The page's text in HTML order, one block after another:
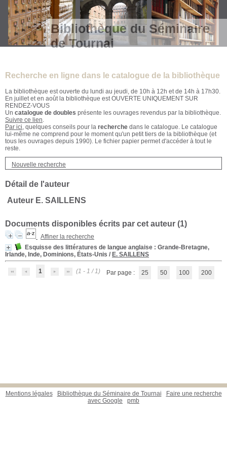
Bibliothèque du Séminaire
de Tournai
Recherche en ligne dans le catalogue de la bibliothèque
La bibliothèque est ouverte du lundi au jeudi, de 10h à 12h et de 14h à 17h30.
En juillet et en août la bibliothèque est OUVERTE UNIQUEMENT SUR
RENDEZ-VOUS
Un catalogue de doubles présente les ouvrages revendus par la bibliothèque.
Suivre ce lien.
Par ici, quelques conseils pour la recherche dans le catalogue. Le catalogue
lui-même ne comprend pour le moment qu'un petit tiers de la bibliothèque (et
tous les ouvrages depuis 1990). Le fichier papier permet d'accéder à tout le
reste.
Nouvelle recherche
Détail de l'auteur
Auteur E. SAILLENS
Documents disponibles écrits par cet auteur (1)
Affiner la recherche
Esquisse des littératures de langue anglaise : Grande-Bretagne,
Irlande, Inde, Dominions, États-Unis / E. SAILLENS
1 (1 - 1 / 1) Par page : 25 50 100 200
Mentions légales Bibliothèque du Séminaire de Tournai
Faire une recherche
avec Google
pmb